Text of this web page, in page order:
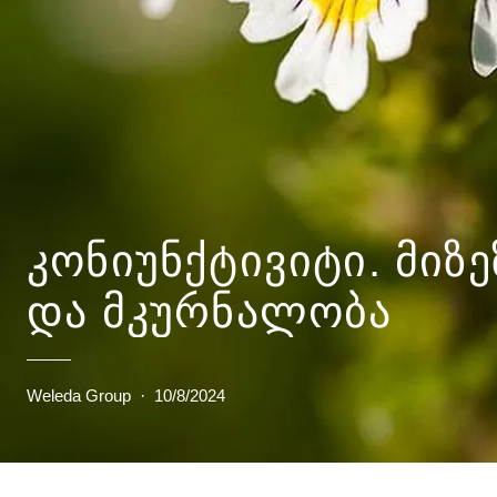
ᲙᲝᲜᲘᲣᲜᲥᲢᲘᲕᲘᲢᲘ.
ᲓᲐ ᲛᲙᲣᲠᲜᲐᲚᲝᲑᲐ
Weleda Group · 10/8/2024